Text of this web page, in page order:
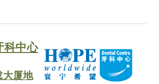
科中心
大厦地